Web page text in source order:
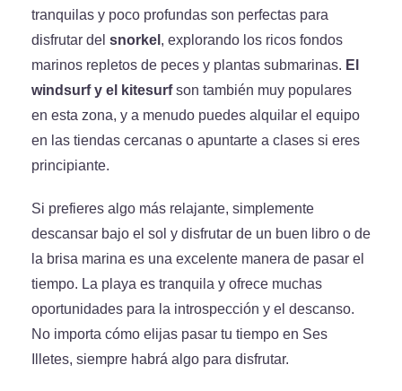
tranquilas y poco profundas son perfectas para
disfrutar del snorkel, explorando los ricos fondos
marinos repletos de peces y plantas submarinas. El
windsurf y el kitesurfson también muy populares
en esta zona, y a menudo puedes alquilar el equipo
en las tiendas cercanas o apuntarte a clases si eres
principiante.
Si prefieres algo más relajante, simplemente
descansar bajo el sol y disfrutar de un buen libro o de
la brisa marina es una excelente manera de pasar el
tiempo. La playa es tranquila y ofrece muchas
oportunidades para la introspección y el descanso.
No importa cómo elijas pasar tu tiempo en Ses
Illetes, siempre habrá algo para disfrutar.